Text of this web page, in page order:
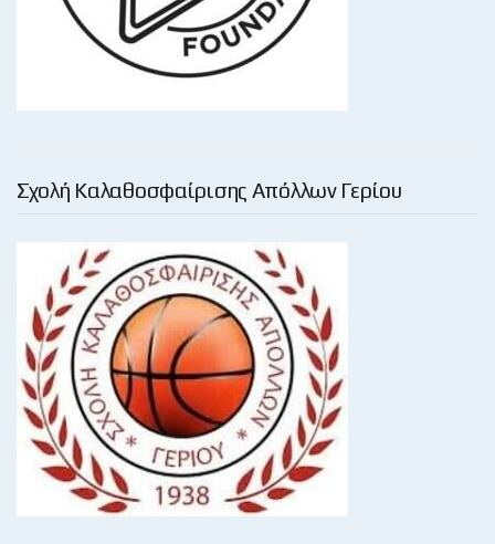
Σχολή Καλαθοσφαίρισης Απόλλων Γερίου